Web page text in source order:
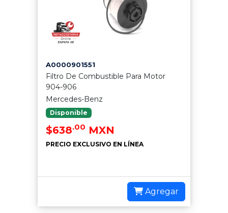
A0000901551
Filtro De Combustible Para Motor
904-906
Mercedes-Benz
Disponible
$638.00 MXN
PRECIO EXCLUSIVO EN LÍNEA
Agregar